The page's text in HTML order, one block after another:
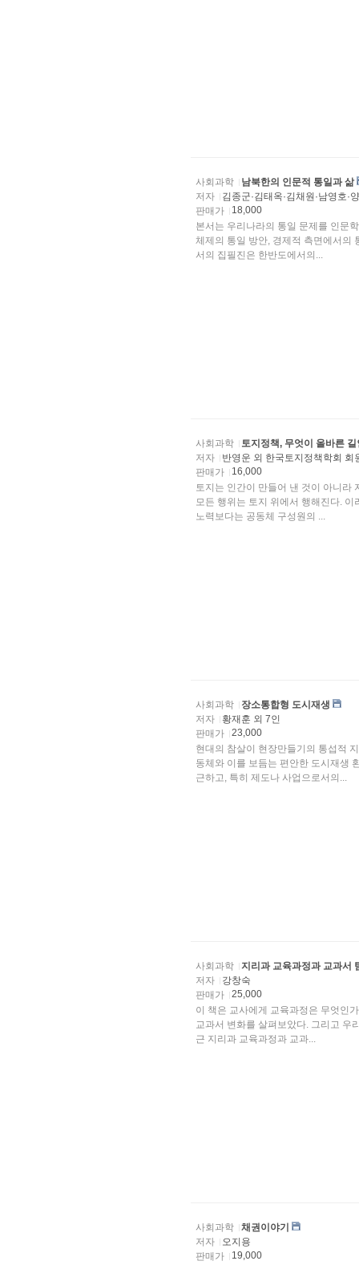
사회과학
남북한의 인문적 통일과 삶
저자
김종군·김태옥·김채원·남영호
판매가
18,000
본서는 우리나라의 통일 문제를 인문
체제의 통일 방안, 경제적 측면에서의
서의 집필진은 한반도에서의...
사회과학
토지정책, 무엇이 올바른 길
저자
반영운 외 한국토지정책학회 회
판매가
16,000
토지는 인간이 만들어 낸 것이 아니라
모든 행위는 토지 위에서 행해진다.
노력보다는 공동체 구성원의 ...
사회과학
장소통합형 도시재생
저자
황재훈 외 7인
판매가
23,000
현대의 참살이 현장만들기의 통섭적
동체와 이를 보듬는 편안한 도시재생
근하고, 특히 제도나 사업으로서의...
사회과학
지리과 교육과정과 교과서
저자
강창숙
판매가
25,000
이 책은 교사에게 교육과정은 무엇인
교과서 변화를 살펴보았다. 그리고 우
근 지리과 교육과정과 교과...
사회과학
채권이야기
저자
오지용
판매가
19,000